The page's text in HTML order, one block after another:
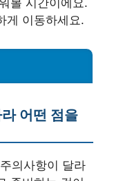
게 이동하세요.
어떤 점을
의사항이 달라